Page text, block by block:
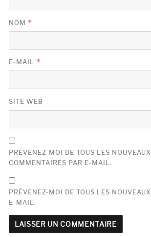
NOM *
E-MAIL *
SITE WEB
PRÉVENEZ-MOI DE TOUS LES NOUVEAUX
COMMENTAIRES PAR E-MAIL.
PRÉVENEZ-MOI DE TOUS LES
E-MAIL.